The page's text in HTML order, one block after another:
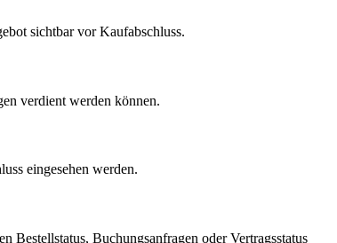
sichtbar vor Kaufabschluss.
verdient werden können.
eingesehen werden.
Bestellstatus, Buchungsanfragen oder Vertragsstatus